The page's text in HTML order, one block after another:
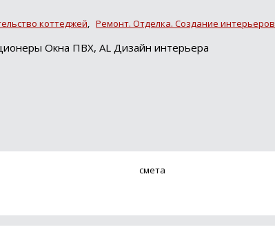
коттеджей, Ремонт. Отделка. Создание интерьеров
Окна ПВХ, AL Дизайн интерьера
смета